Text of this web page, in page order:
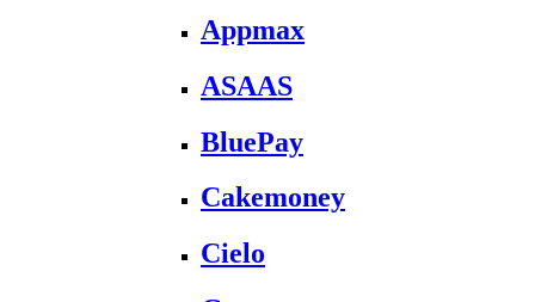
Appmax
ASAAS
BluePay
Cakemoney
Cielo